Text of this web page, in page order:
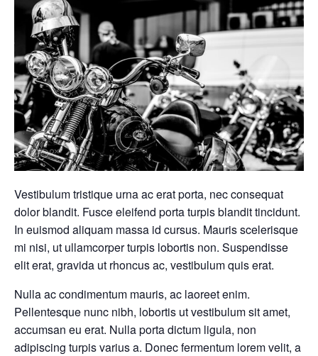
Vestibulum tristique urna ac erat porta, nec consequat
dolor blandit. Fusce eleifend porta turpis blandit tincidunt.
In euismod aliquam massa id cursus. Mauris scelerisque
mi nisi, ut ullamcorper turpis lobortis non. Suspendisse
elit erat, gravida ut rhoncus ac, vestibulum quis erat.
Nulla ac condimentum mauris, ac laoreet enim.
Pellentesque nunc nibh, lobortis ut vestibulum sit amet,
accumsan eu erat. Nulla porta dictum ligula, non
adipiscing turpis varius a. Donec fermentum lorem velit, a